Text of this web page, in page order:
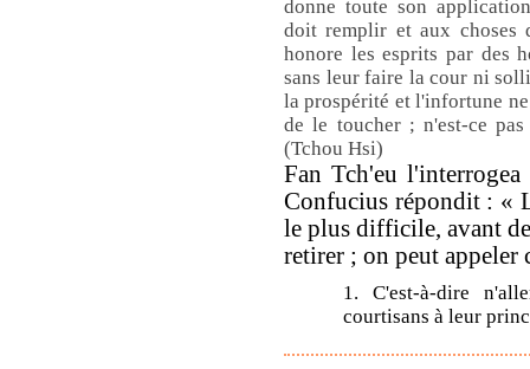
donne toute son
doit remplir et aux
honore les esprits par des
sans leur faire la cour ni
la prospérité et l'infortune
de le toucher ; n'est-ce
(Tchou Hsi)
Fan Tch'eu
Confucius répondit : «
le plus difficile, avant
retirer ; on peut appeler
1. C'est-à-dire
courtisans à leur